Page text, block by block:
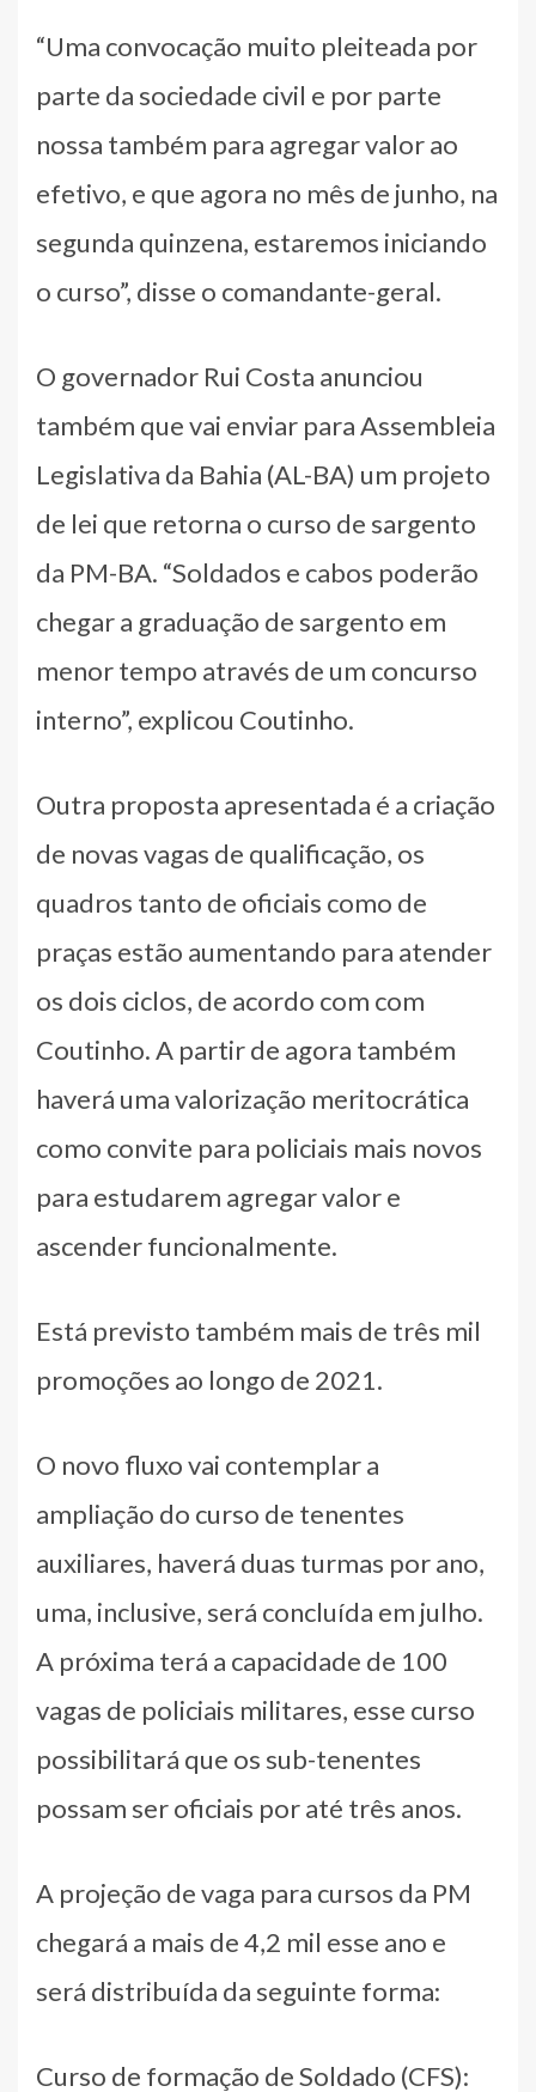
“Uma convocação muito pleiteada por
parte da sociedade civil e por parte
nossa também para agregar valor ao
efetivo, e que agora no mês de junho, na
segunda quinzena, estaremos iniciando
o curso”, disse o comandante-geral.
O governador Rui Costa anunciou
também que vai enviar para Assembleia
Legislativa da Bahia (AL-BA) um projeto
de lei que retorna o curso de sargento
da PM-BA. “Soldados e cabos poderão
chegar a graduação de sargento em
menor tempo através de um concurso
interno”, explicou Coutinho.
Outra proposta apresentada é a criação
de novas vagas de qualificação, os
quadros tanto de oficiais como de
praças estão aumentando para atender
os dois ciclos, de acordo com com
Coutinho. A partir de agora também
haverá uma valorização meritocrática
como convite para policiais mais novos
para estudarem agregar valor e
ascender funcionalmente.
Está previsto também mais de três mil
promoções ao longo de 2021.
O novo fluxo vai contemplar a
ampliação do curso de tenentes
auxiliares, haverá duas turmas por ano,
uma, inclusive, será concluída em julho.
A próxima terá a capacidade de 100
vagas de policiais militares, esse curso
possibilitará que os sub-tenentes
possam ser oficiais por até três anos.
A projeção de vaga para cursos da PM
chegará a mais de 4,2 mil esse ano e
será distribuída da seguinte forma:
Curso de formação de Soldado (CFS):